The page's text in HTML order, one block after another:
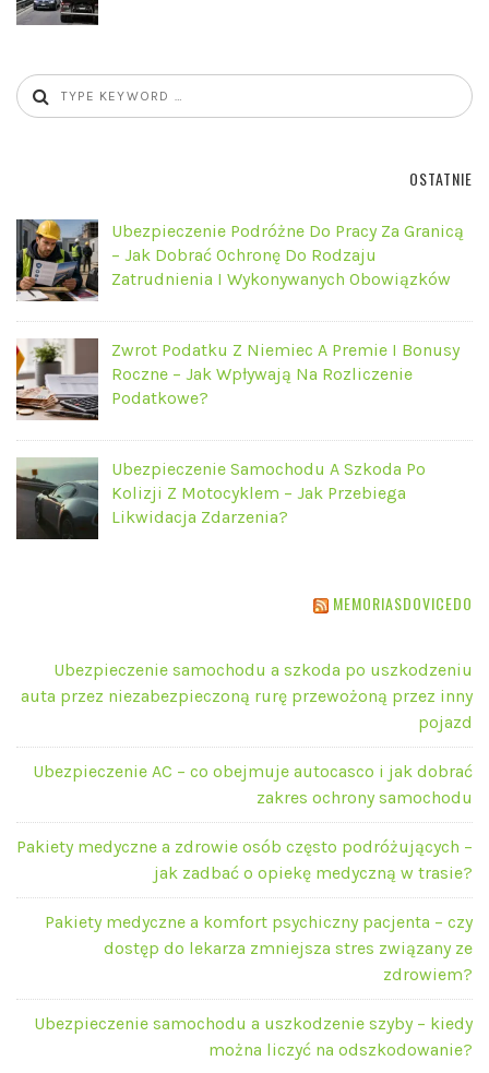
OSTATNIE
Ubezpieczenie Podróżne Do Pracy Za Granicą
– Jak Dobrać Ochronę Do Rodzaju
Zatrudnienia I Wykonywanych Obowiązków
Zwrot Podatku Z Niemiec A Premie I Bonusy
Roczne – Jak Wpływają Na Rozliczenie
Podatkowe?
Ubezpieczenie Samochodu A Szkoda Po
Kolizji Z Motocyklem – Jak Przebiega
Likwidacja Zdarzenia?
MEMORIASDOVICEDO
Ubezpieczenie samochodu a szkoda po uszkodzeniu
auta przez niezabezpieczoną rurę przewożoną przez inny
pojazd
Ubezpieczenie AC – co obejmuje autocasco i jak dobrać
zakres ochrony samochodu
Pakiety medyczne a zdrowie osób często podróżujących –
jak zadbać o opiekę medyczną w trasie?
Pakiety medyczne a komfort psychiczny pacjenta – czy
dostęp do lekarza zmniejsza stres związany ze
zdrowiem?
Ubezpieczenie samochodu a uszkodzenie szyby – kiedy
można liczyć na odszkodowanie?